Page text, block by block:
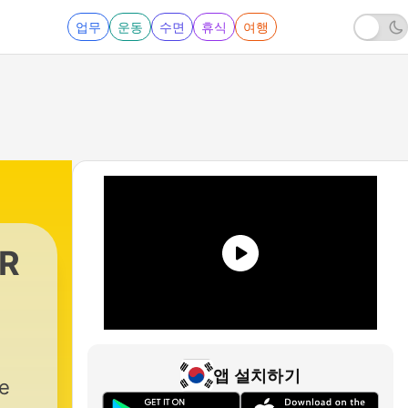
업무 운동 수면 휴식 여행
앱 설치하기